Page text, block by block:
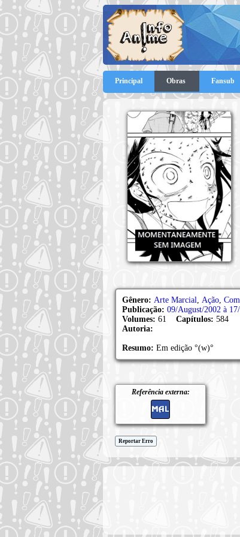
Principal Obras Fansub
Gênero: Arte Marcial, Ação,
Publicação: 09/August/2002 à
Volumes: 61 Capítulos: 584
Autoria:
Resumo: Em edição °(w)°
Referência externa:
Reportar Erro